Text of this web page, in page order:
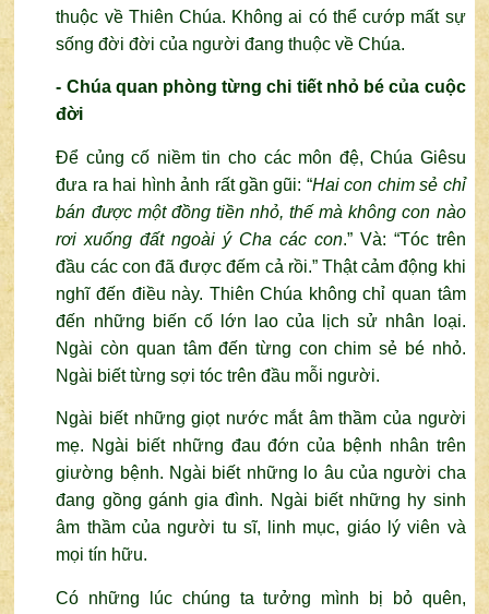
thuộc về Thiên Chúa. Không ai có thể cướp mất sự
sống đời đời của người đang thuộc về Chúa.
- Chúa quan phòng từng chi tiết nhỏ bé của cuộc
đời
Để củng cố niềm tin cho các môn đệ, Chúa Giêsu
đưa ra hai hình ảnh rất gần gũi: “Hai con chim sẻ chỉ
bán được một đồng tiền nhỏ, thế mà không con nào
rơi xuống đất ngoài ý Cha các con.” Và: “Tóc trên
đầu các con đã được đếm cả rồi.” Thật cảm động khi
nghĩ đến điều này. Thiên Chúa không chỉ quan tâm
đến những biến cố lớn lao của lịch sử nhân loại.
Ngài còn quan tâm đến từng con chim sẻ bé nhỏ.
Ngài biết từng sợi tóc trên đầu mỗi người.
Ngài biết những giọt nước mắt âm thầm của người
mẹ. Ngài biết những đau đớn của bệnh nhân trên
giường bệnh. Ngài biết những lo âu của người cha
đang gồng gánh gia đình. Ngài biết những hy sinh
âm thầm của người tu sĩ, linh mục, giáo lý viên và
mọi tín hữu.
Có những lúc chúng ta tưởng mình bị bỏ quên,